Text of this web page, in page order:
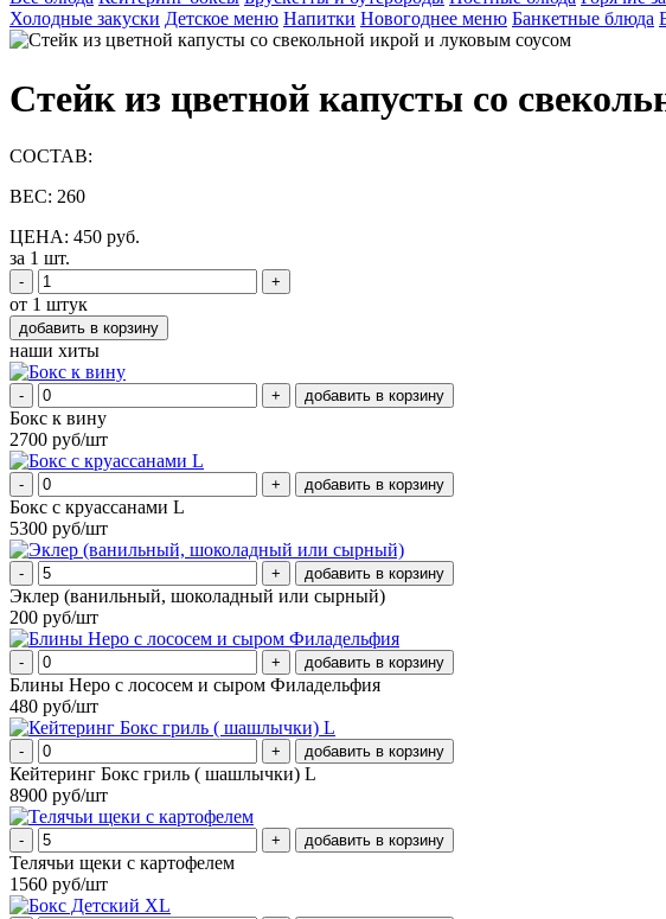
Холодные закуски Детское меню Напитки Новогоднее меню Банкетные блюда
Стейк из цветной капусты со
СОСТАВ:
ВЕС: 260
ЦЕНА: 450 руб.
за 1 шт.
- +
от 1 штук
наши хиты
- +
Бокс к вину
2700 руб/шт
- +
Бокс с круассанами L
5300 руб/шт
- +
Эклер (ванильный, шоколадный или сырный)
200 руб/шт
- +
Блины Неро с лососем и сыром Филадельфия
480 руб/шт
- +
Кейтеринг Бокс гриль ( шашлычки) L
8900 руб/шт
- +
Телячьи щеки с картофелем
1560 руб/шт